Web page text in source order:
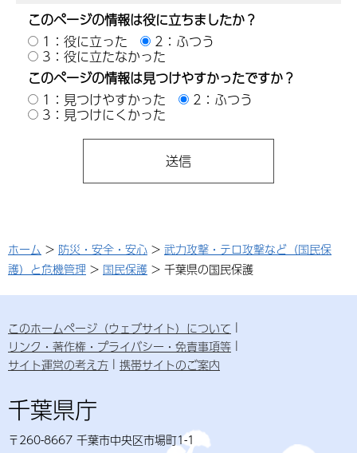
このページの情報は役に立ちましたか？
1：役に立った
2：ふつう
3：役に立たなかった
このページの情報は見つけやすかったですか？
1：見つけやすかった
2：ふつう
3：見つけにくかった
ホーム > 防災・安全・安心 > 武力攻撃・テロ攻撃など（国民保
護）と危機管理 > 国民保護 > 千葉県の国民保護
このホームページ（ウェブサイト）について
リンク・著作権・プライバシー・免責事項等
サイト運営の考え方
携帯サイトのご案内
千葉県庁
〒260-8667 千葉市中央区市場町1-1